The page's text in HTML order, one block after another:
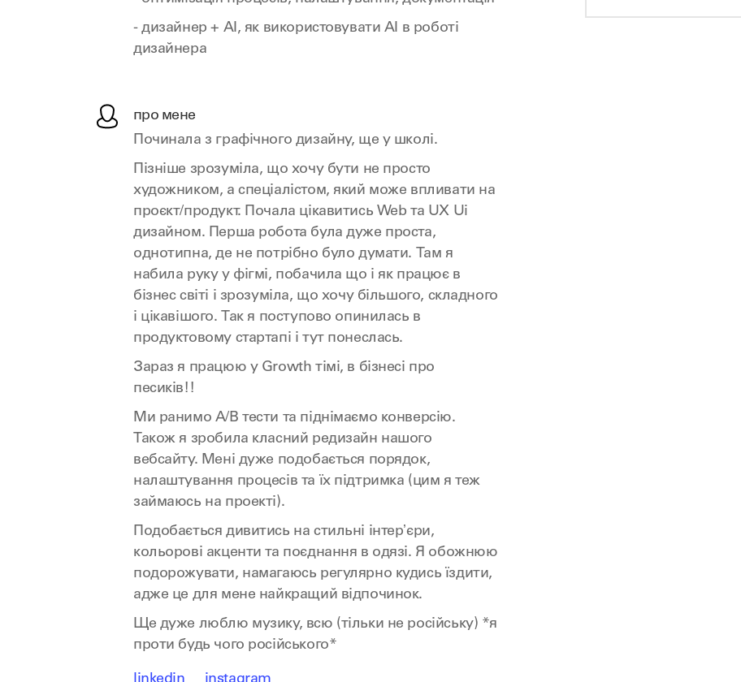
- дизайнер + AI, як використовувати AI в роботі
дизайнера
про мене
Починала з графічного дизайну, ще у школі.
Пізніше зрозуміла, що хочу бути не просто
художником, а спеціалістом, який може впливати на
проєкт/продукт. Почала цікавитись Web та UX Ui
дизайном. Перша робота була дуже проста,
однотипна, де не потрібно було думати. Там я
набила руку у фігмі, побачила що і як працює в
бізнес світі і зрозуміла, що хочу більшого, складного
і цікавішого. Так я поступово опинилась в
продуктовому стартапі і тут понеслась.
Зараз я працюю у Growth тімі, в бізнесі про
песиків!!
Ми ранимо А/В тести та піднімаємо конверсію.
Також я зробила класний редизайн нашого
вебсайту. Мені дуже подобається порядок,
налаштування процесів та їх підтримка (цим я теж
займаюсь на проекті).
Подобається дивитись на стильні інтерʼєри,
кольорові акценти та поєднання в одязі. Я обожнюю
подорожувати, намагаюсь регулярно кудись їздити,
адже це для мене найкращий відпочинок.
Ще дуже люблю музику, всю (тільки не російську) *я
проти будь чого російського*